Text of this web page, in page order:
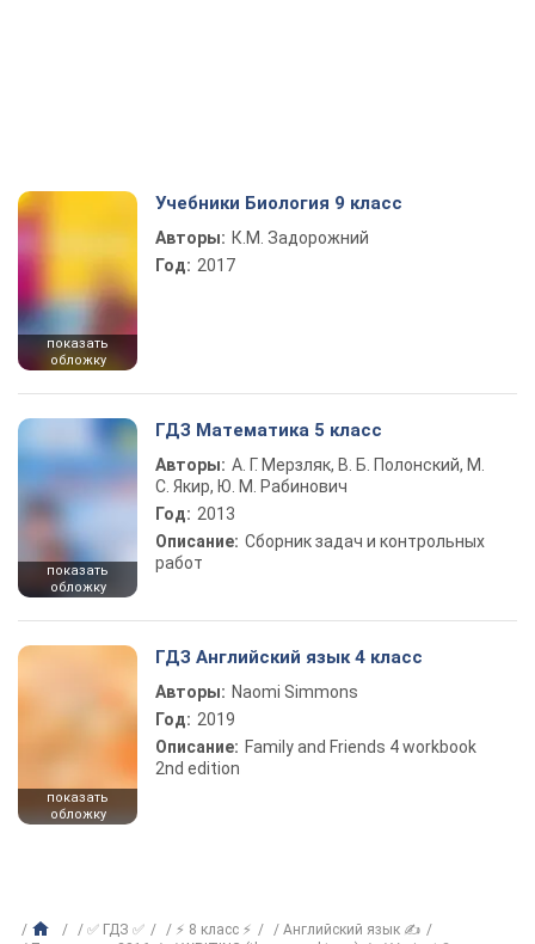
показать
обложку
Учебники Биология 9 класс
Авторы: К.М. Задорожний
Год: 2017
показать
обложку
ГДЗ Математика 5 класс
Авторы: А. Г. Мерзляк, В. Б. Полонский, М.
С. Якир, Ю. М. Рабинович
Год: 2013
Описание: Сборник задач и контрольных
работ
показать
обложку
ГДЗ Английский язык 4 класс
Авторы: Naomi Simmons
Год: 2019
Описание: Family and Friends 4 workbook
2nd edition
✅ ГДЗ ✅ ⚡ 8 класс ⚡
Английский язык ✍